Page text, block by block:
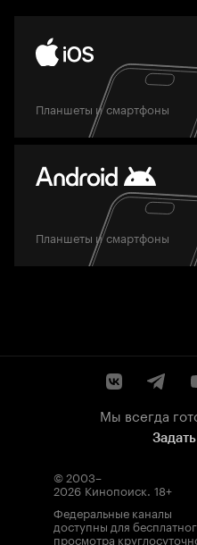
Планшеты и смартфоны
Планшеты и смартфоны
Мы всегда
© 2003–
2026 Кинопоиск. 18+
Федеральные каналы
доступны для
просмотра